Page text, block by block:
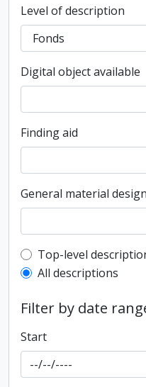
Level of description
Digital object available
Finding aid
General material
Top-level
Top-level
All descriptions
Filter by date
Start